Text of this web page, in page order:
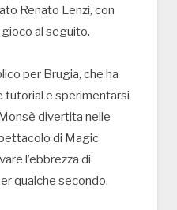
Renato Lenzi, con
al seguito.
per Brugia, che ha
tutorial e sperimentarsi
divertita nelle
di Magic
l’ebbrezza di
qualche secondo.